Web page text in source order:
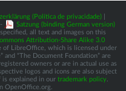
(Política de privacidade)
-
Satzung (binding German version)
all text and images on this
Attribution-Share Alike 3.0
of LibreOffice, which is licensed under
and “The Document Foundation” are
owners or are in actual use as
logos and icons are also subject
explained in our trademark policy
OpenOffice.org.